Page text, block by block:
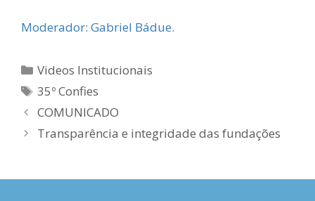
Moderador: Gabriel Bádue.
Categorias
Videos Institucionais
Tags
35º Confies
COMUNICADO
Transparência e integridade das fundações